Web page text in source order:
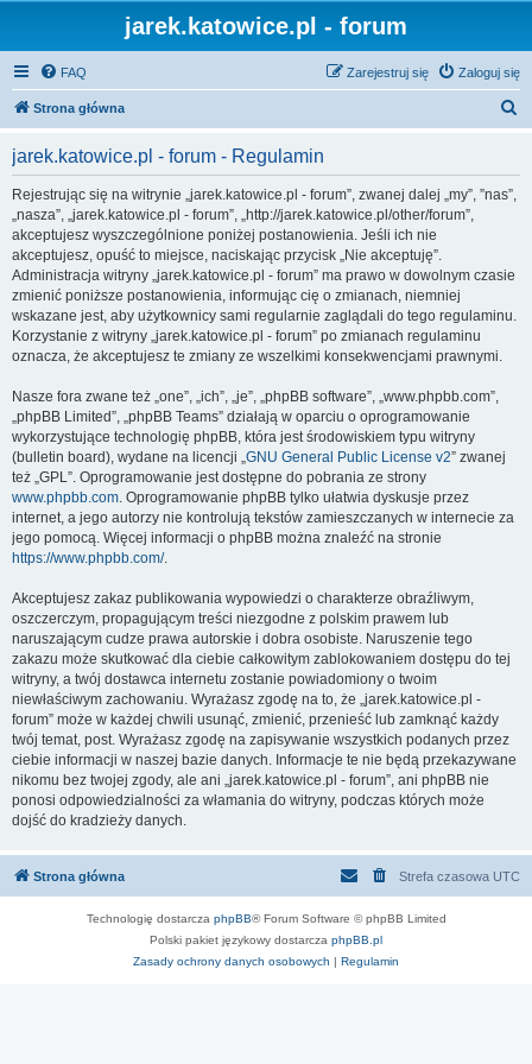
jarek.katowice.pl - forum
FAQ Zaloguj się
Zarejestruj się
Strona główna
jarek.katowice.pl - forum - Regulamin
Rejestrując się na witrynie „jarek.katowice.pl - forum”, zwanej dalej „my”, ”nas”,
„nasza”, „jarek.katowice.pl - forum”, „http://jarek.katowice.pl/other/forum”,
akceptujesz wyszczególnione poniżej postanowienia. Jeśli ich nie
akceptujesz, opuść to miejsce, naciskając przycisk „Nie akceptuję”.
Administracja witryny „jarek.katowice.pl - forum” ma prawo w dowolnym czasie
zmienić poniższe postanowienia, informując cię o zmianach, niemniej
wskazane jest, aby użytkownicy sami regularnie zaglądali do tego regulaminu.
Korzystanie z witryny „jarek.katowice.pl - forum” po zmianach regulaminu
oznacza, że akceptujesz te zmiany ze wszelkimi konsekwencjami prawnymi.
Nasze fora zwane też „one”, „ich”, „je”, „phpBB software”, „www.phpbb.com”,
„phpBB Limited”, „phpBB Teams” działają w oparciu o oprogramowanie
wykorzystujące technologię phpBB, która jest środowiskiem typu witryny
(bulletin board), wydane na licencji „GNU General Public License v2” zwanej
też „GPL”. Oprogramowanie jest dostępne do pobrania ze strony
www.phpbb.com. Oprogramowanie phpBB tylko ułatwia dyskusje przez
internet, a jego autorzy nie kontrolują tekstów zamieszczanych w internecie za
jego pomocą. Więcej informacji o phpBB można znaleźć na stronie
https://www.phpbb.com/.
Akceptujesz zakaz publikowania wypowiedzi o charakterze obraźliwym,
oszczerczym, propagującym treści niezgodne z polskim prawem lub
naruszającym cudze prawa autorskie i dobra osobiste. Naruszenie tego
zakazu może skutkować dla ciebie całkowitym zablokowaniem dostępu do tej
witryny, a twój dostawca internetu zostanie powiadomiony o twoim
niewłaściwym zachowaniu. Wyrażasz zgodę na to, że „jarek.katowice.pl -
forum” może w każdej chwili usunąć, zmienić, przenieść lub zamknąć każdy
twój temat, post. Wyrażasz zgodę na zapisywanie wszystkich podanych przez
ciebie informacji w naszej bazie danych. Informacje te nie będą przekazywane
nikomu bez twojej zgody, ale ani „jarek.katowice.pl - forum”, ani phpBB nie
ponosi odpowiedzialności za włamania do witryny, podczas których może
dojść do kradzieży danych.
Strona główna Strefa czasowa UTC
Technologię dostarcza phpBB® Forum Software © phpBB Limited
Polski pakiet językowy dostarcza phpBB.pl
Zasady ochrony danych osobowych | Regulamin